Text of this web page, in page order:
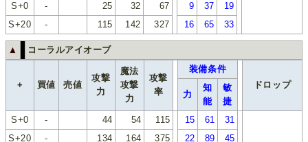
S+0
- 25 32 67 9 37
19
S+20
- 115 142 327 16 65 33
▲ コーラルアイオーブ
+ 買値 売値
攻撃
力
魔法
攻撃
力
攻撃
率
装備条件
ドロップ
力
知
能
敏
捷
S+0
- 44 54 115 15 61
31
S+20
- 134 164 375 22 89 45